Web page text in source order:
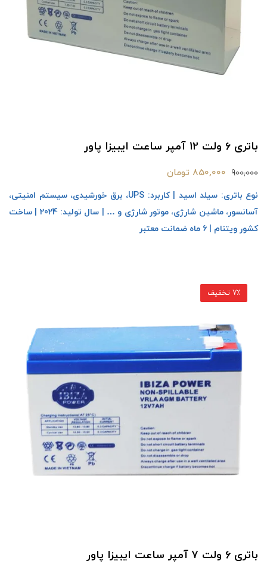
باتری ۶ ولت 12 آمپر ساعت ایبیزا پاور
900,000 850,000 تومان
نوع باتری: سیلد اسید | کاربرد: UPS، برق خورشیدی، سیستم امنیتی،
آسانسور، ماشین شارژی، موتور شارژی و … | سال تولید: 2024 | ساخت
کشور ویتنام | 6 ماه ضمانت معتبر
7٪ تخفیف
باتری ۶ ولت ۷ آمپر ساعت ایبیزا پاور